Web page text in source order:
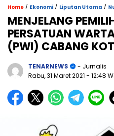
Home / Ekonomi / Liputan Utama /
MENJELANG
PERSATUAN
(PWI) CABANG
TENARNEWS
- Jurnalis
Rabu, 31 Maret 2021 - 12:48